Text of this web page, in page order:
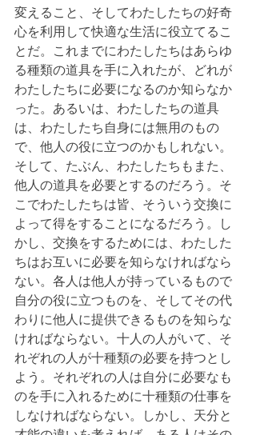
変えること、そしてわたしたちの好奇
心を利用して快適な生活に役立てるこ
とだ。これまでにわたしたちはあらゆ
る種類の道具を手に入れたが、どれが
わたしたちに必要になるのか知らなか
った。あるいは、わたしたちの道具
は、わたしたち自身には無用のもの
で、他人の役に立つのかもしれない。
そして、たぶん、わたしたちもまた、
他人の道具を必要とするのだろう。そ
こでわたしたちは皆、そういう交換に
よって得をすることになるだろう。し
かし、交換をするためには、わたした
ちはお互いに必要を知らなければなら
ない。各人は他人が持っているもので
自分の役に立つものを、そしてその代
わりに他人に提供できるものを知らな
ければならない。十人の人がいて、そ
れぞれの人が十種類の必要を持つとし
よう。それぞれの人は自分に必要なも
のを手に入れるために十種類の仕事を
しなければならない。しかし、天分と